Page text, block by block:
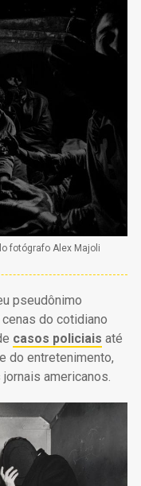
fotógrafo Alex Majoli
pseudônimo
do cotidiano
casos policiais até
do entretenimento,
americanos.